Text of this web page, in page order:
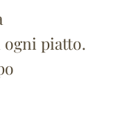
ogni piatto.